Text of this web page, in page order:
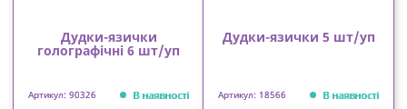
Дудки-язички
голографічні 6 шт/уп
Артикул: 90326 В наявності
Дудки-язички 5 шт/уп
Артикул: 18566 В наявності